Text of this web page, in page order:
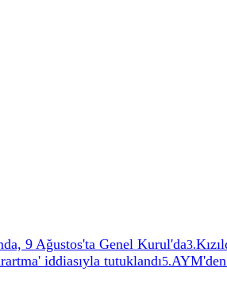
9 Ağustos'ta Genel Kurul'da3.
iddiasıyla tutuklandı5.